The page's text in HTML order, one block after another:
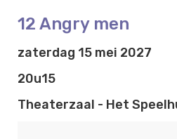
12 Angry men
zaterdag 15 mei 2027
20u15
Theaterzaal - Het